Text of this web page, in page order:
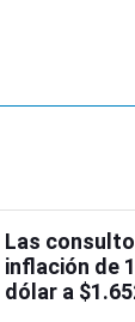
Las
inflación de
dólar a